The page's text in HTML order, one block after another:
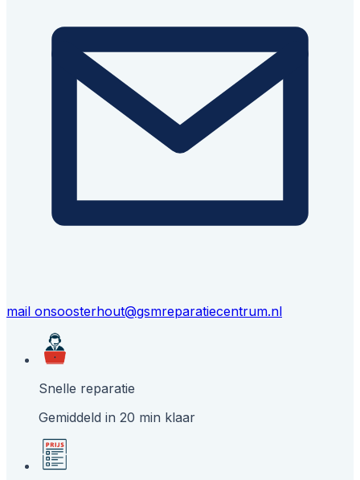
mail onsoosterhout@gsmreparatiecentrum.nl
Snelle reparatie
Gemiddeld in 20 min klaar